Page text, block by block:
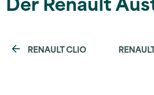
RENAULT CLIO